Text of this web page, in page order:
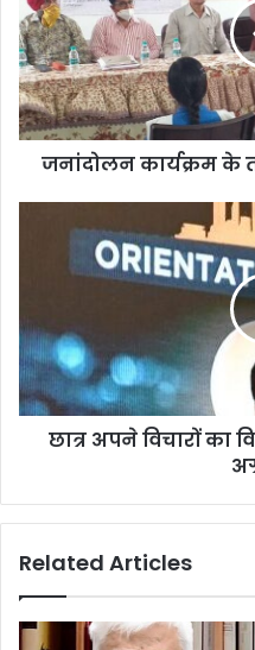
जनांदोलन कार्यक्रम के
छात्र अपने विचारों का
Related Articles